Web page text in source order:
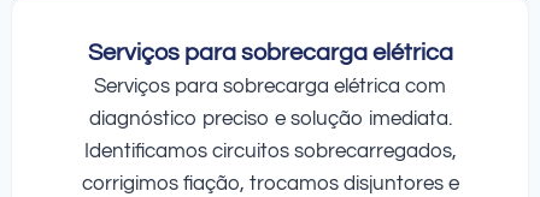
Serviços para sobrecarga elétrica
Serviços para sobrecarga elétrica com
diagnóstico preciso e solução imediata.
Identificamos circuitos sobrecarregados,
corrigimos fiação, trocamos disjuntores e